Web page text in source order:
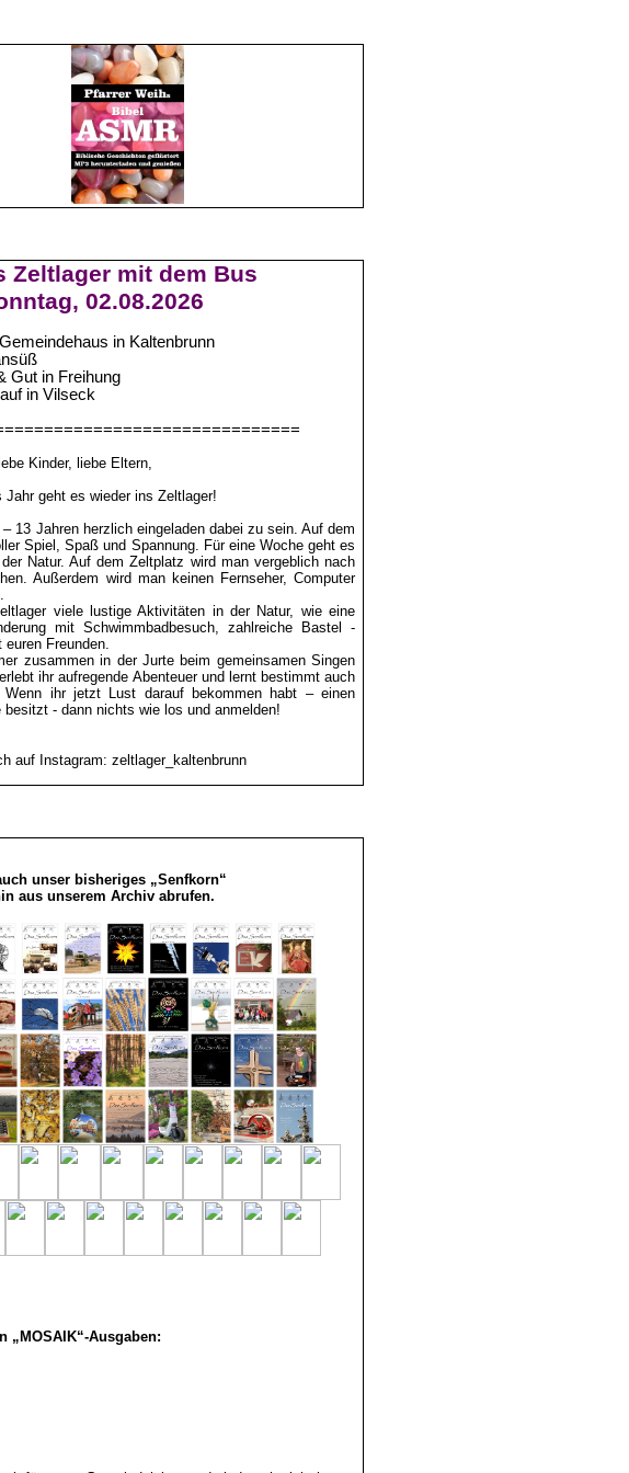
Zeltlager mit dem Bus
02.08.2026
in Kaltenbrunn
Gut in Freihung
in Vilseck
Kinder, liebe Eltern,
Jahr geht es wieder ins Zeltlager!
13 Jahren herzlich eingeladen dabei zu sein. Auf dem
Spiel, Spaß und Spannung. Für eine Woche geht es
Natur. Auf dem Zeltplatz wird man vergeblich nach
Außerdem wird man keinen Fernseher, Computer
viele lustige Aktivitäten in der Natur, wie eine
mit Schwimmbadbesuch, zahlreiche Bastel -
Freunden.
zusammen in der Jurte beim gemeinsamen Singen
ihr aufregende Abenteuer und lernt bestimmt auch
Wenn ihr jetzt Lust darauf bekommen habt – einen
- dann nichts wie los und anmelden!
auf Instagram: zeltlager_kaltenbrunn
unser bisheriges „Senfkorn“
aus unserem Archiv abrufen.
„MOSAIK“-Ausgaben: